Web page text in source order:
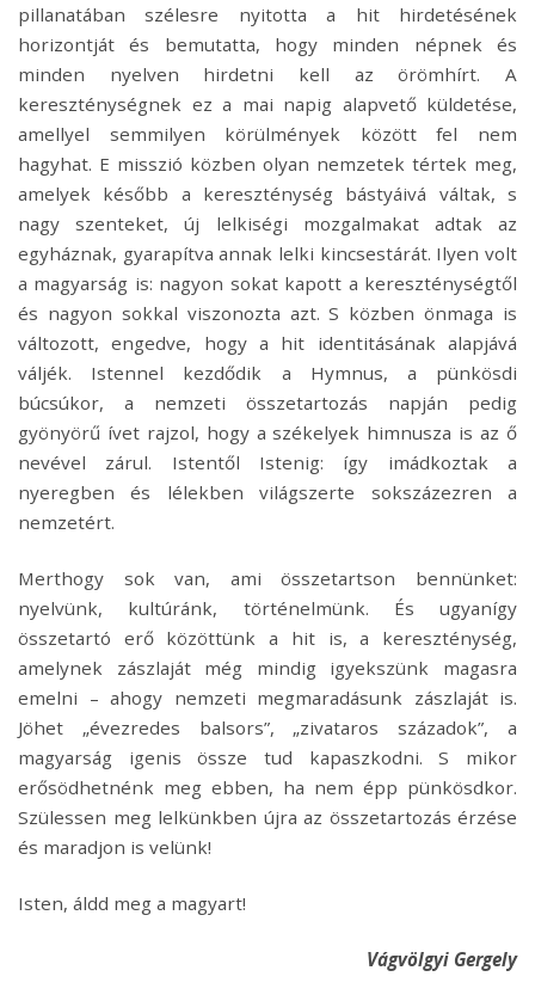
pillanatában szélesre nyitotta a hit hirdetésének
horizontját és bemutatta, hogy minden népnek és
minden nyelven hirdetni kell az örömhírt. A
kereszténységnek ez a mai napig alapvető küldetése,
amellyel semmilyen körülmények között fel nem
hagyhat. E misszió közben olyan nemzetek tértek meg,
amelyek később a kereszténység bástyáivá váltak, s
nagy szenteket, új lelkiségi mozgalmakat adtak az
egyháznak, gyarapítva annak lelki kincsestárát. Ilyen volt
a magyarság is: nagyon sokat kapott a kereszténységtől
és nagyon sokkal viszonozta azt. S közben önmaga is
változott, engedve, hogy a hit identitásának alapjává
váljék. Istennel kezdődik a Hymnus, a pünkösdi
búcsúkor, a nemzeti összetartozás napján pedig
gyönyörű ívet rajzol, hogy a székelyek himnusza is az ő
nevével zárul. Istentől Istenig: így imádkoztak a
nyeregben és lélekben világszerte sokszázezren a
nemzetért.
Merthogy sok van, ami összetartson bennünket:
nyelvünk, kultúránk, történelmünk. És ugyanígy
összetartó erő közöttünk a hit is, a kereszténység,
amelynek zászlaját még mindig igyekszünk magasra
emelni – ahogy nemzeti megmaradásunk zászlaját is.
Jöhet „évezredes balsors”, „zivataros századok”, a
magyarság igenis össze tud kapaszkodni. S mikor
erősödhetnénk meg ebben, ha nem épp pünkösdkor.
Szülessen meg lelkünkben újra az összetartozás érzése
és maradjon is velünk!
Isten, áldd meg a magyart!
Vágvölgyi Gergely